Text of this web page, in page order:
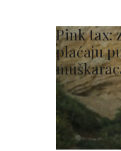
Pink tax:
plaćaju